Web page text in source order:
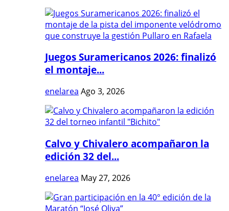
Juegos Suramericanos 2026: finalizó
el montaje...
enelarea Ago 3, 2026
Calvo y Chivalero acompañaron la
edición 32 del...
enelarea May 27, 2026